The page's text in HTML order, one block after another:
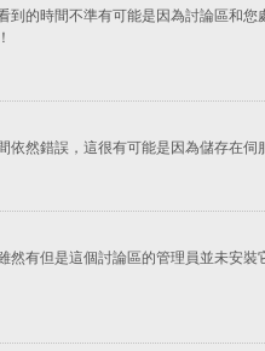
到的時間不準有可能是因為討論區和
依然錯誤，這很有可能是因為儲存在
然有但是這個討論區的管理員並未安